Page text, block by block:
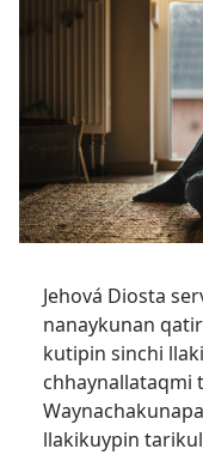
Jehová Diosta
nanaykunan
kutipin sinchi
chhaynallataqmi
llakikuypin